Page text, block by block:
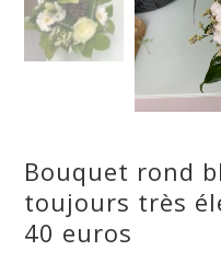
Bouquet rond
toujours très
40 euros